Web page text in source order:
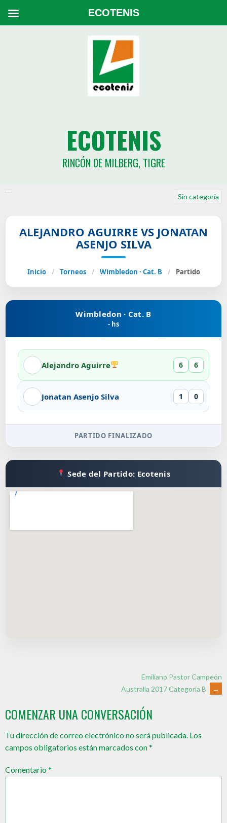
ECOTENIS
RINCÓN DE MILBERG, TIGRE
Sin categoría
ALEJANDRO AGUIRRE VS JONATAN
ASENJO SILVA
Inicio / Torneos / Wimbledon · Cat. B / Partido
Wimbledon · Cat. B
- hs
Alejandro Aguirre 6 6
Jonatan Asenjo Silva 1 0
PARTIDO FINALIZADO
Sede del Partido: Ecotenis
Emiliano Pastor Campeón
Australia 2017 Categoría B
→
COMENZAR UNA CONVERSACIÓN
Tu dirección de correo electrónico no será publicada. Los
campos obligatorios están marcados con*
Comentario*
ECOTENIS